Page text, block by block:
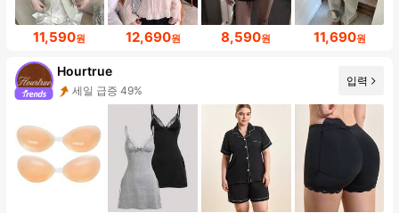
11,590원 12,690원 8,590원 11,690원
Hourtrue
세일 급증 49%
입력